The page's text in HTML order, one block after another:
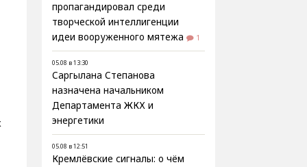
пропагандировал среди
творческой интеллигенции
идеи вооруженного мятежа
1
05.08 в 13:30
Саргылана Степанова
назначена начальником
Департамента ЖКХ и
энергетики
05.08 в 12:51
Кремлёвские сигналы: о чём